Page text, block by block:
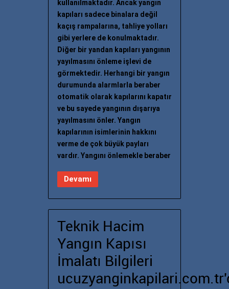
kullanılmaktadır. Ancak yangın
kapıları sadece binalara değil
kaçış rampalarına, tahliye yolları
gibi yerlere de konulmaktadır.
Diğer bir yandan kapıları yangının
yayılmasını önleme işlevi de
görmektedir. Herhangi bir yangın
durumunda alarmlarla beraber
otomatik olarak kapılarını kapatır
ve bu sayede yangının dışarıya
yayılmasını önler. Yangın
kapılarının isimlerinin hakkını
verme de çok büyük payları
vardır. Yangını önlemekle beraber
Devamı
Teknik Hacim
Yangın Kapısı
İmalatı Bilgileri